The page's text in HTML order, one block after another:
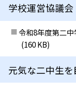
学校運営協議会
令和8年度第二
(160 KB)
元気な二中生を